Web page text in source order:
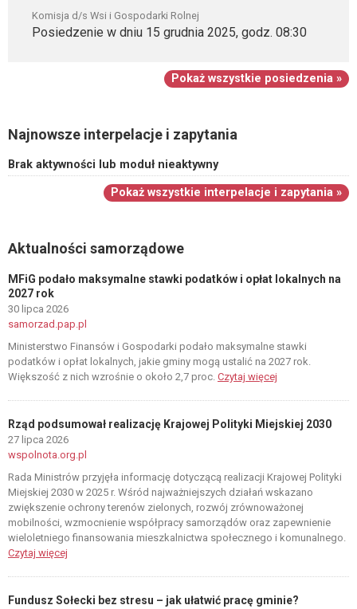
Komisja d/s Wsi i Gospodarki Rolnej
Posiedzenie w dniu 15 grudnia 2025, godz. 08:30
Pokaż wszystkie posiedzenia »
Najnowsze interpelacje i zapytania
Brak aktywności lub moduł nieaktywny
Pokaż wszystkie interpelacje i zapytania »
Aktualności samorządowe
MFiG podało maksymalne stawki podatków i opłat lokalnych na
2027 rok
30 lipca 2026
samorzad.pap.pl
Ministerstwo Finansów i Gospodarki podało maksymalne stawki
podatków i opłat lokalnych, jakie gminy mogą ustalić na 2027 rok.
Większość z nich wzrośnie o około 2,7 proc. Czytaj więcej
Rząd podsumował realizację Krajowej Polityki Miejskiej 2030
27 lipca 2026
wspolnota.org.pl
Rada Ministrów przyjęła informację dotyczącą realizacji Krajowej Polityki
Miejskiej 2030 w 2025 r. Wśród najważniejszych działań wskazano
zwiększenie ochrony terenów zielonych, rozwój zrównoważonej
mobilności, wzmocnienie współpracy samorządów oraz zapewnienie
wieloletniego finansowania mieszkalnictwa społecznego i komunalnego.
Czytaj więcej
Fundusz Sołecki bez stresu – jak ułatwić pracę gminie?